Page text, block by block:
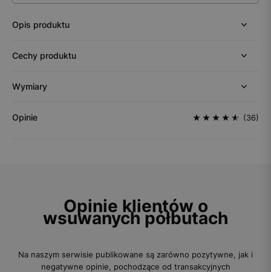
Opis produktu
Cechy produktu
Wymiary
Opinie (36)
Opinie klientów o
wsuwanych półbutach
Na naszym serwisie publikowane są zarówno pozytywne, jak i
negatywne opinie, pochodzące od transakcyjnych